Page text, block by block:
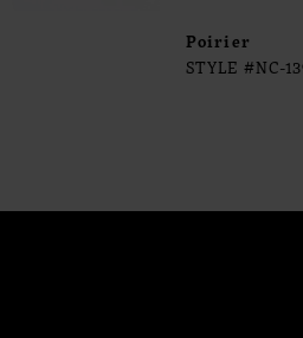
Poirier
STYLE #NC-